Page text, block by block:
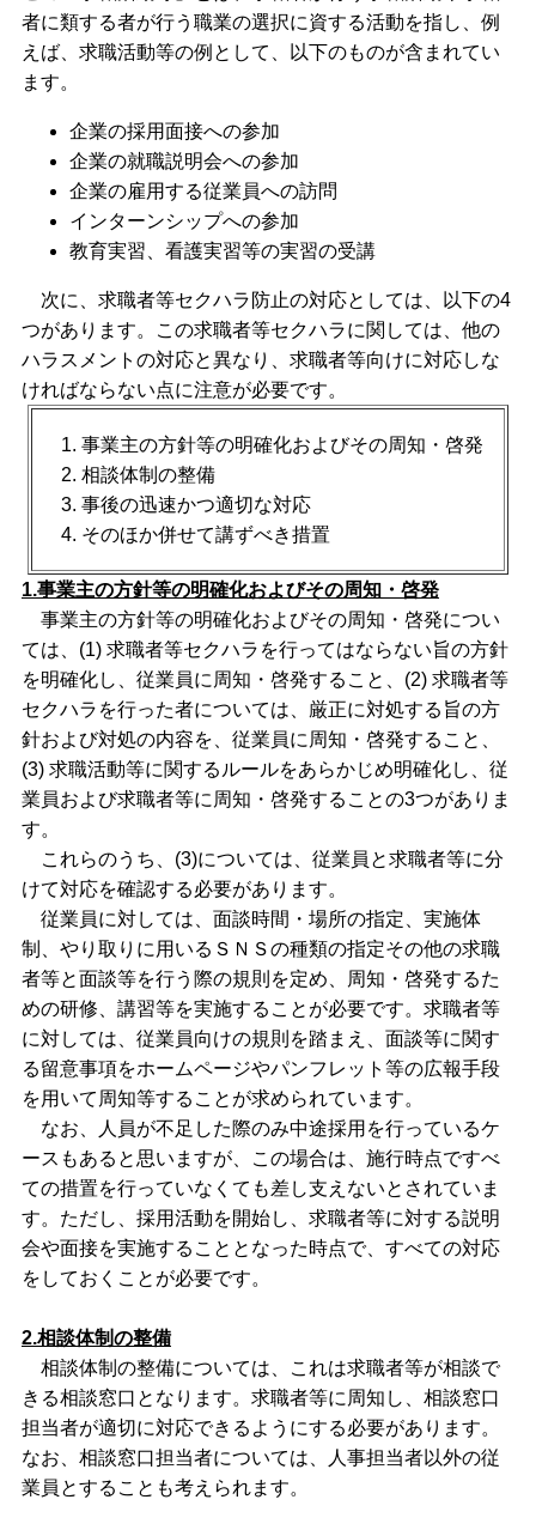
者に類する者が行う職業の選択に資する活動を指し、例
えば、求職活動等の例として、以下のものが含まれてい
ます。
企業の採用面接への参加
企業の就職説明会への参加
企業の雇用する従業員への訪問
インターンシップへの参加
教育実習、看護実習等の実習の受講
次に、求職者等セクハラ防止の対応としては、以下の4
つがあります。この求職者等セクハラに関しては、他の
ハラスメントの対応と異なり、求職者等向けに対応しな
ければならない点に注意が必要です。
事業主の方針等の明確化およびその周知・啓発
相談体制の整備
事後の迅速かつ適切な対応
そのほか併せて講ずべき措置
1.事業主の方針等の明確化およびその周知・啓発
事業主の方針等の明確化およびその周知・啓発につい
ては、(1) 求職者等セクハラを行ってはならない旨の方針
を明確化し、従業員に周知・啓発すること、(2) 求職者等
セクハラを行った者については、厳正に対処する旨の方
針および対処の内容を、従業員に周知・啓発すること、
(3) 求職活動等に関するルールをあらかじめ明確化し、従
業員および求職者等に周知・啓発することの3つがありま
す。
これらのうち、(3)については、従業員と求職者等に分
けて対応を確認する必要があります。
従業員に対しては、面談時間・場所の指定、実施体
制、やり取りに用いるＳＮＳの種類の指定その他の求職
者等と面談等を行う際の規則を定め、周知・啓発するた
めの研修、講習等を実施することが必要です。求職者等
に対しては、従業員向けの規則を踏まえ、面談等に関す
る留意事項をホームページやパンフレット等の広報手段
を用いて周知等することが求められています。
なお、人員が不足した際のみ中途採用を行っているケ
ースもあると思いますが、この場合は、施行時点ですべ
ての措置を行っていなくても差し支えないとされていま
す。ただし、採用活動を開始し、求職者等に対する説明
会や面接を実施することとなった時点で、すべての対応
をしておくことが必要です。
2.相談体制の整備
相談体制の整備については、これは求職者等が相談で
きる相談窓口となります。求職者等に周知し、相談窓口
担当者が適切に対応できるようにする必要があります。
なお、相談窓口担当者については、人事担当者以外の従
業員とすることも考えられます。